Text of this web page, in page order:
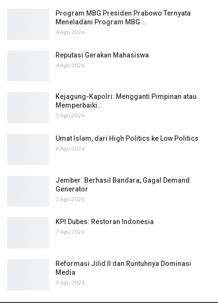
Program MBG Presiden Prabowo Ternyata
Meneladani Program MBG…
4 Agu 2026
Reputasi Gerakan Mahasiswa
4 Agu 2026
Kejagung-Kapolri: Mengganti Pimpinan atau
Memperbaiki…
5 Agu 2026
Umat Islam, dari High Politics ke Low Politics
6 Agu 2026
Jember: Berhasil Bandara, Gagal Demand
Generator
7 Agu 2026
KPI Dubes: Restoran Indonesia
7 Agu 2026
Reformasi Jilid II dan Runtuhnya Dominasi
Media
9 Agu 2026